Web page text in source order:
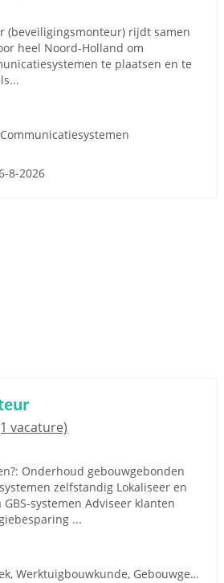
(beveiligingsmonteur) rijdt samen
heel Noord-Holland om
te plaatsen en te
8-2026
vacature)
Onderhoud gebouwgebonden
zelfstandig Lokaliseer en
systemen Adviseer klanten
...
Installatietechniek, Werktuigbouwkunde, Gebouwgebonden installaties, Rijbewijs